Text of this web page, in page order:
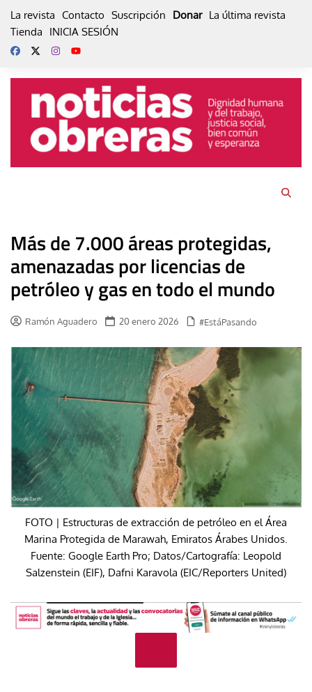
La revista Contacto Suscripción Donar La última revista
Tienda
INICIA SESIÓN
Más de 7.000 áreas protegidas,
amenazadas por licencias de
petróleo y gas en todo el mundo
Ramón Aguadero 20 enero 2026 #EstáPasando
FOTO | Estructuras de extracción de petróleo en el Área
Marina Protegida de Marawah, Emiratos Árabes Unidos.
Fuente: Google Earth Pro; Datos/Cartografía: Leopold
Salzenstein (EIF), Dafni Karavola (EIC/Reporters United)